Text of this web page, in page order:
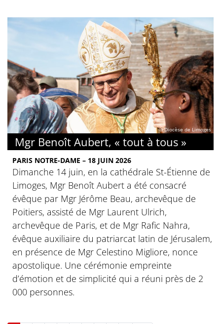
© Diocèse de Limoges
Mgr Benoît Aubert, « tout à tous »
PARIS NOTRE-DAME – 18 JUIN 2026
Dimanche 14 juin, en la cathédrale St-Étienne de
Limoges, Mgr Benoît Aubert a été consacré
évêque par Mgr Jérôme Beau, archevêque de
Poitiers, assisté de Mgr Laurent Ulrich,
archevêque de Paris, et de Mgr Rafic Nahra,
évêque auxiliaire du patriarcat latin de Jérusalem,
en présence de Mgr Celestino Migliore, nonce
apostolique. Une cérémonie empreinte
d’émotion et de simplicité qui a réuni près de 2
000 personnes.